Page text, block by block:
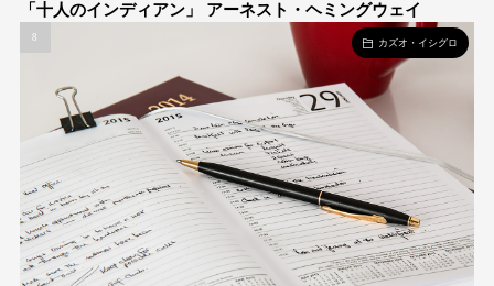
「十人のインディアン」 アーネスト・ヘミングウェイ
カズオ・イシグロ